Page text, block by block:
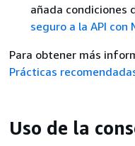
añada condiciones
seguro a la API con
Para obtener más
Prácticas
Uso de la